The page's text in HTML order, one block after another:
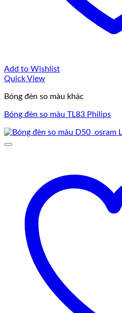
Add to Wishlist
Quick View
Bóng đèn so màu khác
Bóng đèn so màu TL83 Philips